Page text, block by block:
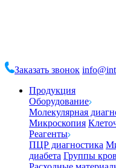
Заказать звонок
Продукция
Оборудование
Молекулярная
Микроскопия
Реагенты
ПЦР диагностика
диабета Группы